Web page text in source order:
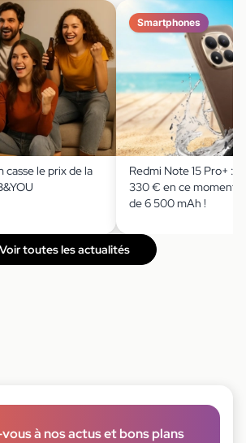
casse le prix de la
Smartphones
Redmi Note 15 Pro+ : il
330 € en ce moment
de 6 500 mAh !
Voir toutes les actualités
à nos actus et bons plans